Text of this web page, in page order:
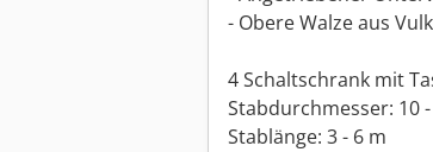
- Obere Walze aus
4 Schaltschrank mit
Stabdurchmesser: 10
Stablänge: 3 - 6 m